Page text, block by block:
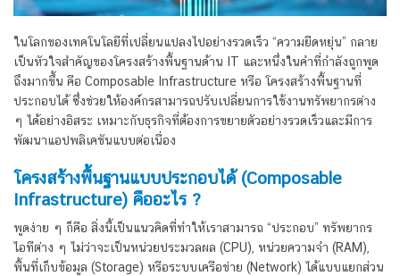
ในโลกของเทคโนโลยีที่เปลี่ยนแปลงไปอย่างรวดเร็ว “ความยืดหยุ่น” กลาย
เป็นหัวใจสำคัญของโครงสร้างพื้นฐานด้าน IT และหนึ่งในคำที่กำลังถูกพูด
ถึงมากขึ้น คือ Composable Infrastructure หรือ โครงสร้างพื้นฐานที่
ประกอบได้ ซึ่งช่วยให้องค์กรสามารถปรับเปลี่ยนการใช้งานทรัพยากรต่าง
ๆ ได้อย่างอิสระ เหมาะกับธุรกิจที่ต้องการขยายตัวอย่างรวดเร็วและมีการ
พัฒนาแอปพลิเคชันแบบต่อเนื่อง
โครงสร้างพื้นฐานแบบประกอบได้ (Composable
Infrastructure) คืออะไร ?
พูดง่าย ๆ ก็คือ สิ่งนี้เป็นแนวคิดที่ทำให้เราสามารถ “ประกอบ” ทรัพยากร
ไอทีต่าง ๆ ไม่ว่าจะเป็นหน่วยประมวลผล (CPU), หน่วยความจำ (RAM),
พื้นที่เก็บข้อมูล (Storage) หรือระบบเครือข่าย (Network) ได้แบบแยกส่วน